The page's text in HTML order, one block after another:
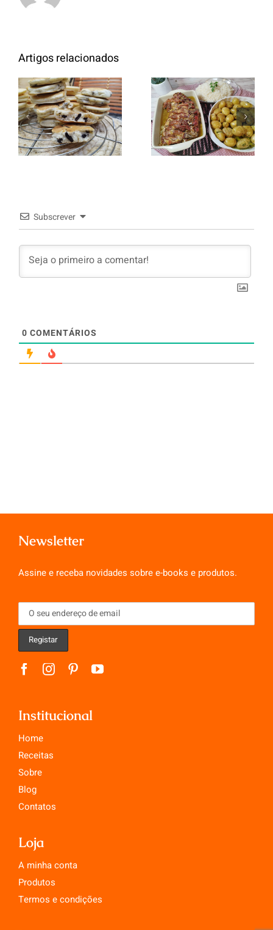
Artigos relacionados
Panquecas
com Oreo
Entrecosto
italiano c/
batata a
murro e
Subscrever
0 COMENTÁRIOS
Newsletter
Assine e receba novidades sobre e-books e produtos.
Institucional
Home
Receitas
Sobre
Blog
Contatos
Loja
A minha conta
Produtos
Termos e condições